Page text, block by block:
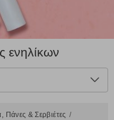
ενηλίκων
Πάνες & Σερβιέτες